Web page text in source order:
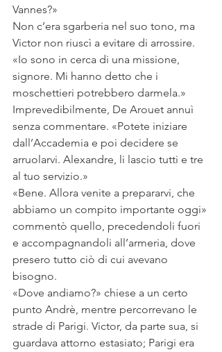
Vannes?»
Non c’era sgarberia nel suo tono, ma
Victor non riuscì a evitare di arrossire.
«Io sono in cerca di una missione,
signore. Mi hanno detto che i
moschettieri potrebbero darmela.»
Imprevedibilmente, De Arouet annuì
senza commentare. «Potete iniziare
dall’Accademia e poi decidere se
arruolarvi. Alexandre, li lascio tutti e tre
al tuo servizio.»
«Bene. Allora venite a prepararvi, che
abbiamo un compito importante oggi»
commentò quello, precedendoli fuori
e accompagnandoli all’armeria, dove
presero tutto ciò di cui avevano
bisogno.
«Dove andiamo?» chiese a un certo
punto Andrè, mentre percorrevano le
strade di Parigi. Victor, da parte sua, si
guardava attorno estasiato; Parigi era